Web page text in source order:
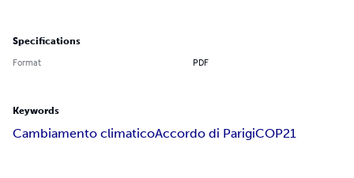
Specifications
Format PDF
Keywords
Cambiamento climaticoAccordo di ParigiCOP21